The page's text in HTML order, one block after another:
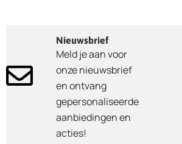
Nieuwsbrief
Meld je aan voor
onze nieuwsbrief
en ontvang
gepersonaliseerde
aanbiedingen en
acties!